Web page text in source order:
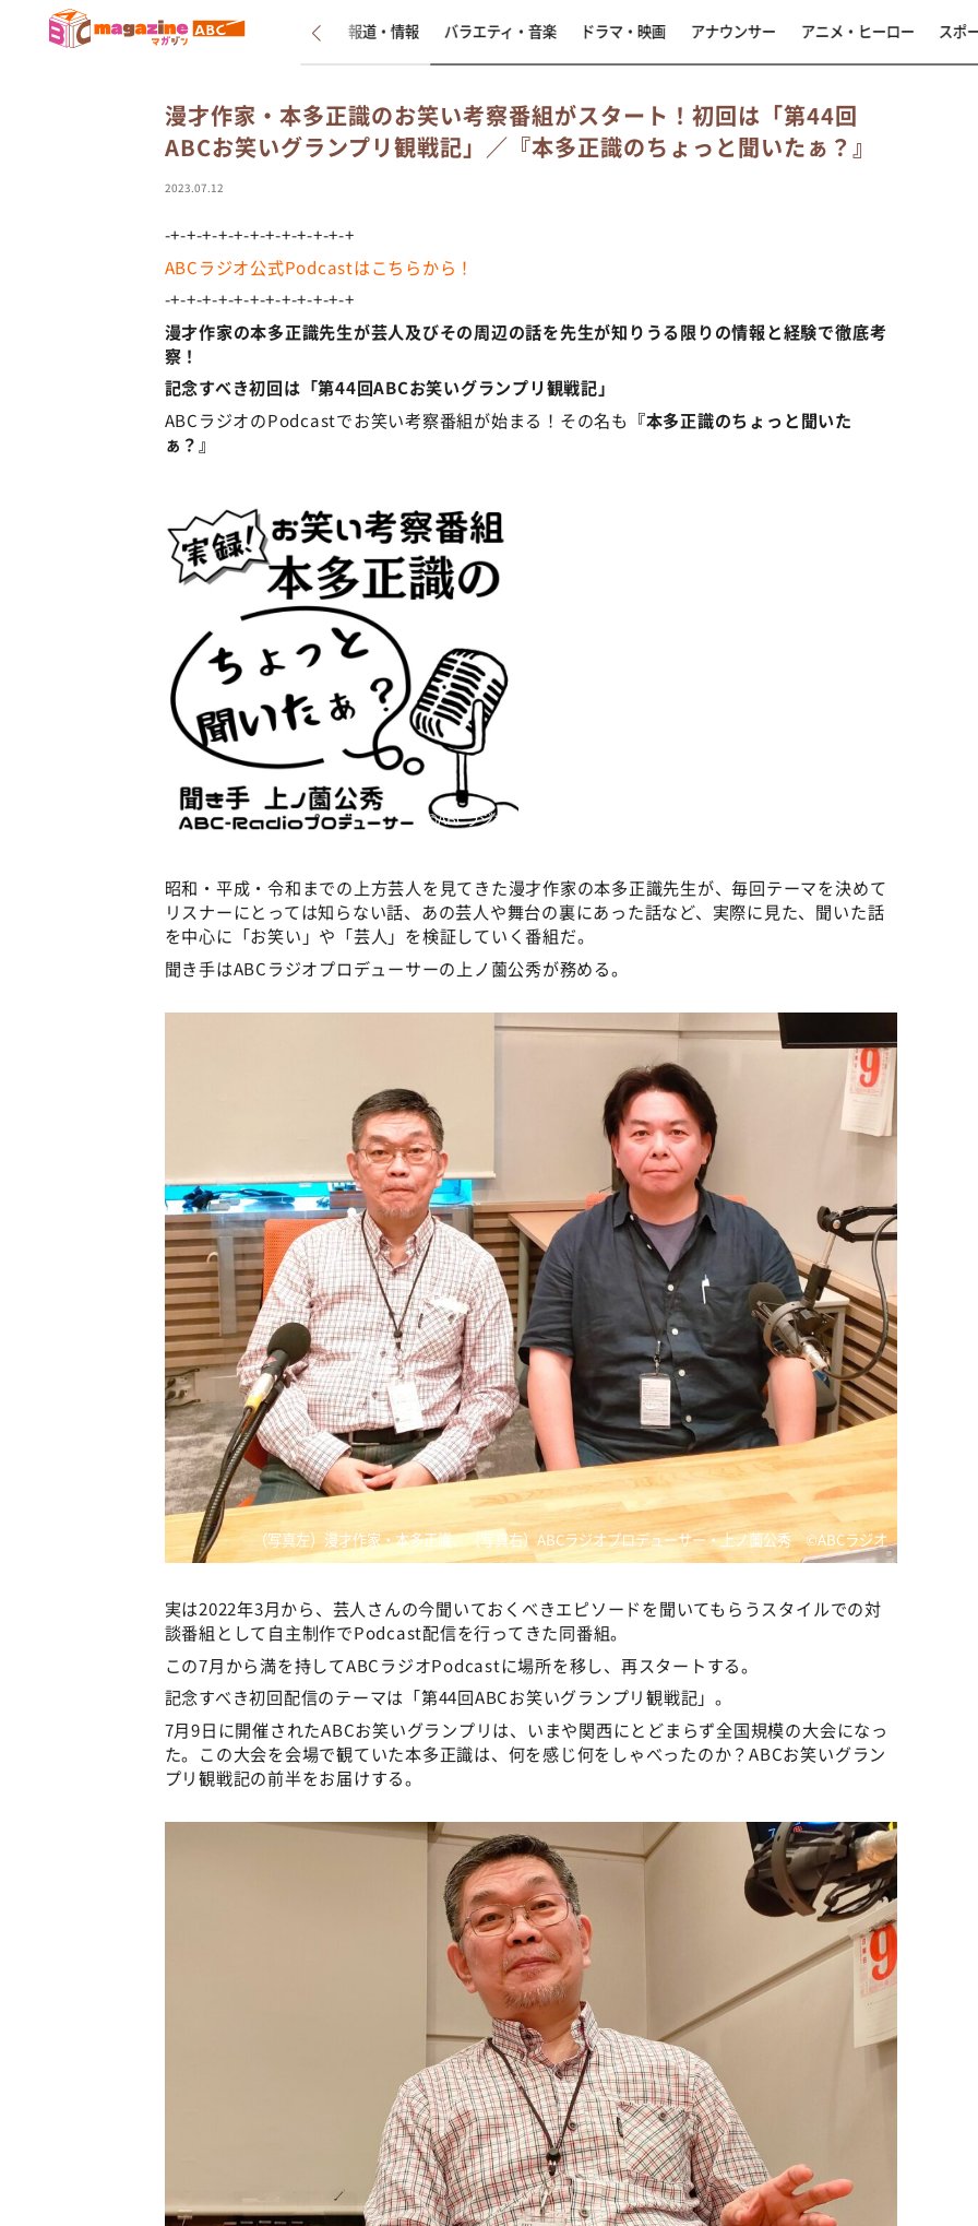
新着 インタビュー 報道・情報 バラエティ・音楽 ドラマ・映画 アナウンサー アニメ・ヒーロー スポ
漫才作家・本多正識のお笑い考察番組がスタート！初回は「第44回
ABCお笑いグランプリ観戦記」／『本多正識のちょっと聞いたぁ？』
2023.07.12
-+-+-+-+-+-+-+-+-+-+-+-+
ABCラジオ公式Podcastはこちらから！
-+-+-+-+-+-+-+-+-+-+-+-+
漫才作家の本多正識先生が芸人及びその周辺の話を先生が知りうる限りの情報と経験で徹底考
察！
記念すべき初回は「第44回ABCお笑いグランプリ観戦記」
ABCラジオのPodcastでお笑い考察番組が始まる！その名も 『本多正識のちょっと聞いた
ぁ？』
©ABCラジオ
昭和・平成・令和までの上方芸人を見てきた漫才作家の本多正識先生が、毎回テーマを決めて
リスナーにとっては知らない話、あの芸人や舞台の裏にあった話など、実際に見た、聞いた話
を中心に「お笑い」や「芸人」を検証していく番組だ。
聞き手はABCラジオプロデューサーの上ノ薗公秀が務める。
（写真左）漫才作家・本多正識、（写真右）ABCラジオプロデューサー・上ノ薗公秀 ©ABCラジオ
実は2022年3月から、芸人さんの今聞いておくべきエピソードを聞いてもらうスタイルでの対
談番組として自主制作でPodcast配信を行ってきた同番組。
この7月から満を持してABCラジオPodcastに場所を移し、再スタートする。
記念すべき初回配信のテーマは「第44回ABCお笑いグランプリ観戦記」。
7月9日に開催されたABCお笑いグランプリは、いまや関西にとどまらず全国規模の大会になっ
た。この大会を会場で観ていた本多正識は、何を感じ何をしゃべったのか？ABCお笑いグラン
プリ観戦記の前半をお届けする。